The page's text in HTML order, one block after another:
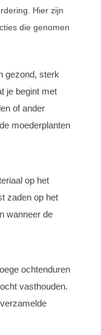
Hier zijn
die genomen
gezond, sterk
je begint met
of ander
moederplanten
op het
zaden op het
wanneer de
ochtenduren
vasthouden.